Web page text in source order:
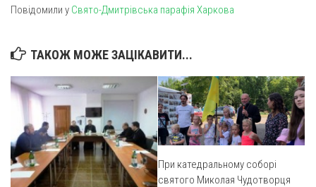
Повідомили у Свято-Дмитрівська парафія Харкова
ТАКОЖ МОЖЕ ЗАЦІКАВИТИ...
При катедральному соборі
святого Миколая Чудотворця